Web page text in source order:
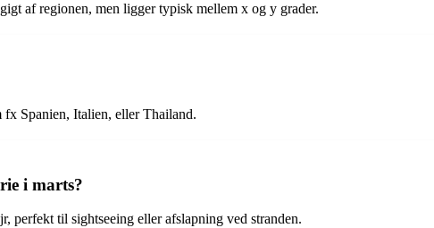
af regionen, men ligger typisk mellem x og y grader.
fx Spanien, Italien, eller Thailand.
i marts?
perfekt til sightseeing eller afslapning ved stranden.